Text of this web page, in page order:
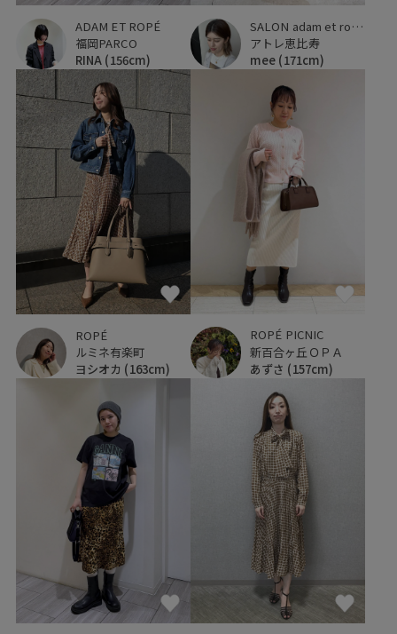
ADAM ET ROPÉ
福岡PARCO
RINA (156cm)
SALON adam et ropé
アトレ恵比寿
mee (171cm)
ROPÉ
ルミネ有楽町
ヨシオカ (163cm)
ROPÉ PICNIC
新百合ヶ丘ＯＰＡ
あずさ (157cm)